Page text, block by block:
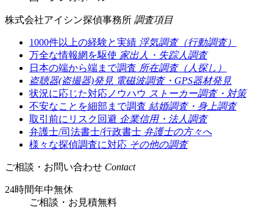
株式会社アイシン探偵事務所 調査項目
1000件以上の経験と実績 浮気調査（行動調査）
万全な情報網を駆使 家出人・失踪人調査
日本の端から端まで調査 所在調査（人探し）
盗聴器(盗撮器)発見 電磁波調査・GPS器材発見
状況に応じた対応ノウハウ ストーカー調査・対策
不安なことを細部まで調査 結婚調査・身上調査
取引前にリスク回避 企業信用・法人調査
弁護士/司法書士/行政書士 弁護士の方々へ
様々な探偵調査に対応 その他の調査
ご相談・お問い合わせ Contact
24時間年中無休
ご相談 ・ お見積無料